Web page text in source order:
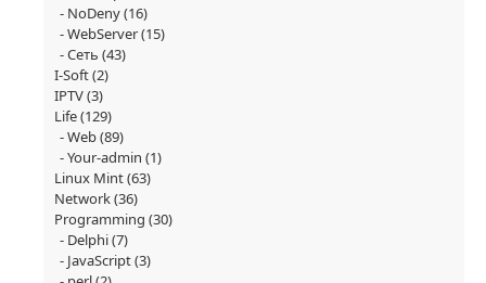
NoDeny(16)
WebServer(15)
Сеть (43)
I-Soft(2)
IPTV(3)
Life(129)
Web(89)
Your-admin (1)
Linux Mint(63)
Network(36)
Programming (30)
Delphi(7)
JavaScript(3)